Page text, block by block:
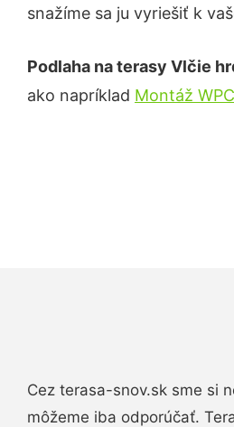
snažíme sa ju vyriešiť k
Podlaha na terasy Vlčie
ako napríklad Montáž
Cez terasa-snov.sk sme si
môžeme iba odporúčať.